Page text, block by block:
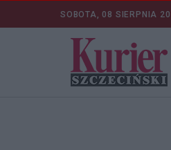
SOBOTA, 08 SIERPNIA